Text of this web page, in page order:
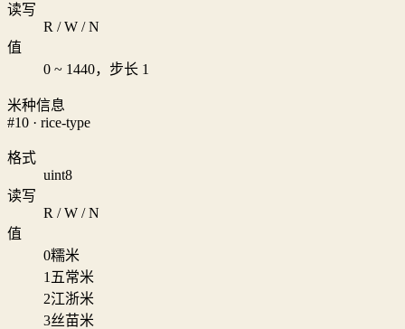
读写
R / W / N
值
0 ~ 1440，步长 1
米种信息
#10 · rice-type
格式
uint8
读写
R / W / N
值
0糯米
1 五常米
2江浙米
3丝苗米